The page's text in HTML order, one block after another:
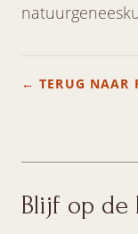
← TERUG NAAR
Blijf op de